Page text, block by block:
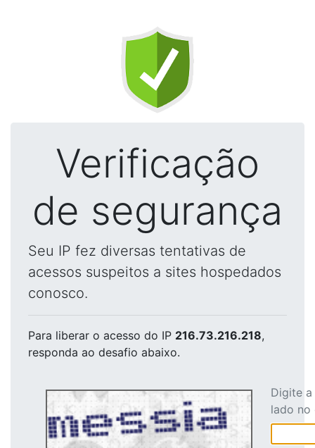
Verificação
de segurança
Seu IP fez diversas tentativas de
acessos suspeitos a sites hospedados
conosco.
Para liberar o acesso do IP 216.73.216.218,
responda ao desafio abaixo.
Digite
lado no